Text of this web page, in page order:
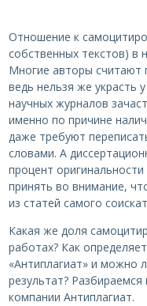
Отношение к
собственных текстов) в
Многие авторы считают
ведь нельзя же украсть
научных журналов
именно по причине
даже требуют
словами. А
процент
принять во внимание,
из статей самого
Какая же доля
работах? Как
«Антиплагиат» и можно
результат?
компании Антиплагиат.